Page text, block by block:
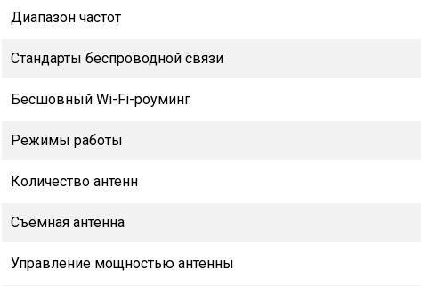
Диапазон частот
Стандарты беспроводной связи
Бесшовный Wi-Fi-роуминг
Режимы работы
Количество антенн
Съёмная антенна
Управление мощностью антенны